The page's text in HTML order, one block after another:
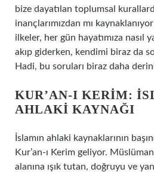
bize dayatılan toplumsal
inançlarımızdan mı
ilkeler, her gün hayatımıza nasıl
akıp giderken, kendimi biraz da
Hadi, bu soruları biraz daha
KUR’AN-I KERIM:
AHLAKI KAYNAĞI
İslamın ahlaki kaynaklarının
Kur’an-ı Kerim geliyor.
alanına ışık tutan, doğruyu ve